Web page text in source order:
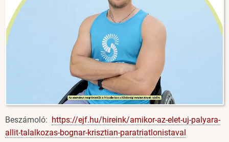
Beszámoló: https://ejf.hu/hireink/amikor-az-elet-uj-palyara-
allit-talalkozas-bognar-krisztian-paratriatlonistaval